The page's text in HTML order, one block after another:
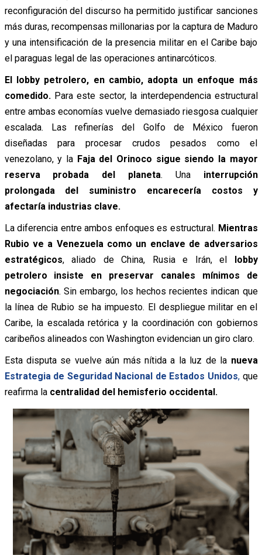
reconfiguración del discurso ha permitido justificar sanciones
más duras, recompensas millonarias por la captura de Maduro
y una intensificación de la presencia militar en el Caribe bajo
el paraguas legal de las operaciones antinarcóticos.
El lobby petrolero, en cambio, adopta un enfoque más
comedido.Para este sector, la interdependencia estructural
entre ambas economías vuelve demasiado riesgosa cualquier
escalada. Las refinerías del Golfo de México fueron
diseñadas para procesar crudos pesados como el
venezolano, y laFaja del Orinoco sigue siendo la mayor
reserva probada del planeta. Una interrupción
prolongada del suministro encarecería costos y
afectaría industrias clave.
La diferencia entre ambos enfoques es estructural. Mientras
Rubio ve a Venezuela como un enclave de adversarios
estratégicos, aliado de China, Rusia e Irán, el lobby
petrolero insiste en preservar canales mínimos de
negociación. Sin embargo, los hechos recientes indican que
la línea de Rubio se ha impuesto. El despliegue militar en el
Caribe, la escalada retórica y la coordinación con gobiernos
caribeños alineados con Washington evidencian un giro claro.
Esta disputa se vuelve aún más nítida a la luz de la nueva
Estrategia de Seguridad Nacional de Estados Unidos,que
reafirma lacentralidad del hemisferio occidental.